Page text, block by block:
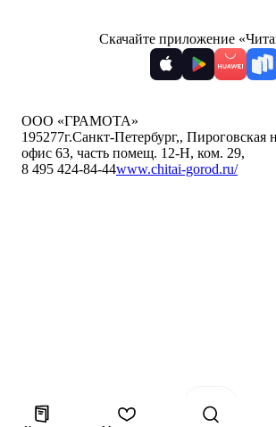
Скачайте приложение
ООО «ГРАМОТА»
195277г.Санкт-Петербург,, Пироговская
офис 63, часть помещ. 12-Н, ком. 29,
8 495 424-84-44www.chitai-gorod.ru/